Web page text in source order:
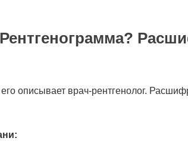
описывает врач-рентгенолог.